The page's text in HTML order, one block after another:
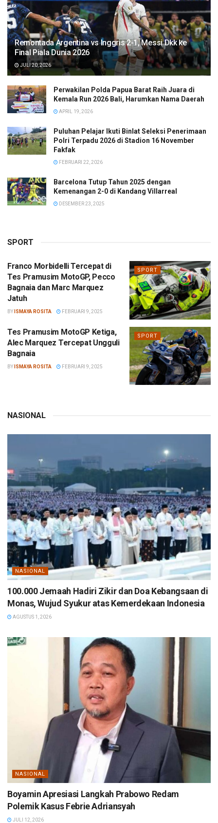
Remontada Argentina vs Inggris 2-1, Messi Dkk ke
Final Piala Dunia 2026
JULI 20, 2026
Perwakilan Polda Papua Barat Raih Juara di
Kemala Run 2026 Bali, Harumkan Nama Daerah
APRIL 19, 2026
Puluhan Pelajar Ikuti Binlat Seleksi Penerimaan
Polri Terpadu 2026 di Stadion 16 November
Fakfak
FEBRUARI 22, 2026
Barcelona Tutup Tahun 2025 dengan
Kemenangan 2-0 di Kandang Villarreal
DESEMBER 23, 2025
SPORT
SPORT
Franco Morbidelli Tercepat di
Tes Pramusim MotoGP, Pecco
Bagnaia dan Marc Marquez
Jatuh
BY ISMAYA ROSITA FEBRUARI 9, 2025
SPORT
Tes Pramusim MotoGP Ketiga,
Alec Marquez Tercepat Ungguli
Bagnaia
BY ISMAYA ROSITA FEBRUARI 9, 2025
NASIONAL
NASIONAL
100.000 Jemaah Hadiri Zikir dan Doa Kebangsaan di
Monas, Wujud Syukur atas Kemerdekaan Indonesia
AGUSTUS 1, 2026
NASIONAL
Boyamin Apresiasi Langkah Prabowo Redam
Polemik Kasus Febrie Adriansyah
JULI 12, 2026